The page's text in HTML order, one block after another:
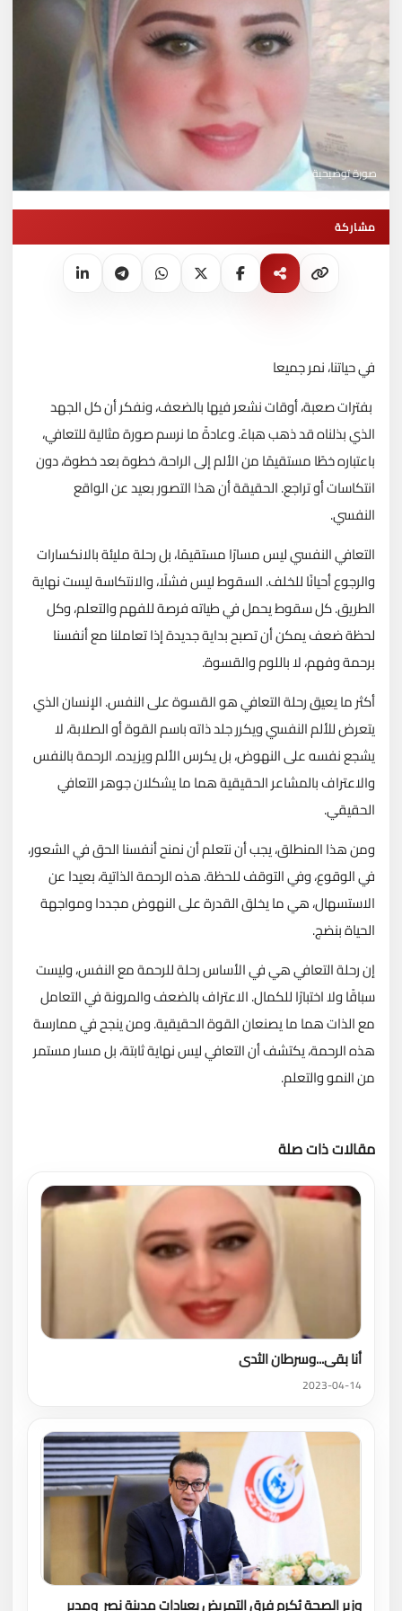
صورة توضيحية
مشاركة
في حياتنا، نمر جميعا
بفترات صعبة، أوقات نشعر فيها بالضعف، ونفكر أن كل الجهد
الذي بذلناه قد ذهب هباءً. وعادةً ما نرسم صورة مثالية للتعافي،
باعتباره خطًا مستقيمًا من الألم إلى الراحة، خطوة بعد خطوة، دون
انتكاسات أو تراجع. الحقيقة أن هذا التصور بعيد عن الواقع
النفسي.
التعافي النفسي ليس مسارًا مستقيمًا، بل رحلة مليئة بالانكسارات
والرجوع أحيانًا للخلف. السقوط ليس فشلًا، والانتكاسة ليست نهاية
الطريق. كل سقوط يحمل في طياته فرصة للفهم والتعلم، وكل
لحظة ضعف يمكن أن تصبح بداية جديدة إذا تعاملنا مع أنفسنا
برحمة وفهم، لا باللوم والقسوة.
أكثر ما يعيق رحلة التعافي هو القسوة على النفس. الإنسان الذي
يتعرض للألم النفسي ويكرر جلد ذاته باسم القوة أو الصلابة، لا
يشجع نفسه على النهوض، بل يكرس الألم ويزيده. الرحمة بالنفس
والاعتراف بالمشاعر الحقيقية هما ما يشكلان جوهر التعافي
الحقيقي.
ومن هذا المنطلق، يجب أن نتعلم أن نمنح أنفسنا الحق في الشعور،
في الوقوع، وفي التوقف للحظة. هذه الرحمة الذاتية، بعيدا عن
الاستسهال، هي ما يخلق القدرة على النهوض مجددا ومواجهة
الحياة بنضج.
إن رحلة التعافي هي في الأساس رحلة للرحمة مع النفس، وليست
سباقًا ولا اختبارًا للكمال. الاعتراف بالضعف والمرونة في التعامل
مع الذات هما ما يصنعان القوة الحقيقية. ومن ينجح في ممارسة
هذه الرحمة، يكتشف أن التعافي ليس نهاية ثابتة، بل مسار مستمر
من النمو والتعلم.
مقالات ذات صلة
أنا بقى...وسرطان الثدى
2023-04-14
وزير الصحة يُكرم فرق التمريض بعيادات مدينة نصر ومدير